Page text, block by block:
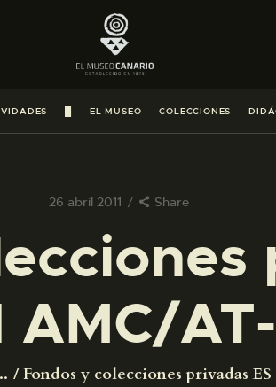
EL MUSEO COLECCIONES
26 abril 2011 Share
AMC/
Fondos y colecciones privadas
LA VISITA